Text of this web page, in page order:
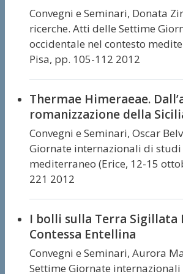
Convegni e Seminari, Donata
ricerche. Atti delle Settime
occidentale nel contesto
Pisa, pp. 105-112 2012
Thermae Himeraeae.
romanizzazione della
Convegni e Seminari, Oscar
Giornate internazionali di studi
mediterraneo (Erice, 12-15
221 2012
I bolli sulla Terra
Contessa Entellina
Convegni e Seminari, Aurora
Settime Giornate